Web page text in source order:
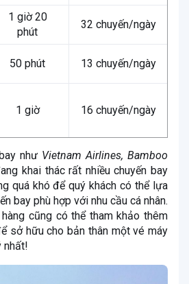
1 giờ 20
phút
32 chuyến/ngày
50 phút 13 chuyến/ngày
1 giờ 16 chuyến/ngày
như Vietnam Airlines, Bamboo
khai thác rất nhiều chuyến bay
quá khó để quý khách có thể lựa
bay phù hợp với nhu cầu cá nhân.
cũng có thể tham khảo thêm
sở hữu cho bản thân một vé máy
nhất!